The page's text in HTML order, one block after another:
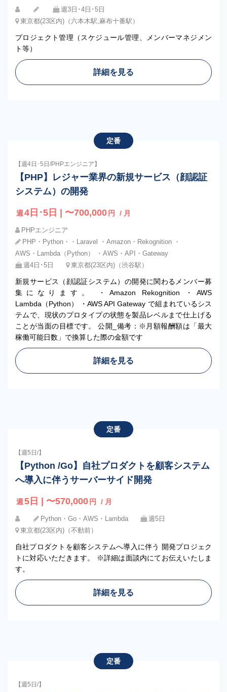
週3日･4日･5日
東京都(23区内)（六本木駅,麻布十番駅）
プロジェクト管理（スケジュール管理、メンバーマネジメン
ト等）
詳細を見る
定番
【週4日･5日/PHPエンジニア】
【PHP】レジャー業界の新規サービス（顔認証
システム）の開発
週 4日･5日 | 〜700,000 円 / 月
PHPエンジニア
PHP・Python・・Laravel ・Amazon・Rekognition ・
AWS・Lambda（Python） ・AWS・API・Gateway
週4日･5日
東京都(23区内)（渋谷駅）
新規サービス（顔認証システム）の開発に関わるメンバー募
集になります。 ・Amazon Rekognition ・AWS
Lambda（Python） ・AWS API Gateway で組まれているシス
テムで、現状のプロタイプの状態を製品レベルまで仕上げる
ことが当面の目標です。 公開_備考：※月額報酬額は「最大
稼働可能日数」で換算した際の金額です
詳細を見る
定番
【週5日/】
【Python /Go】自社プロダクトを顧客システム
へ導入に伴うサーバーサイド開発
週 5日 | 〜570,000 円 / 月
Python・Go・AWS・Lambda
週5日
東京都(23区内)（不動前）
自社プロダクトを顧客システムへ導入に伴う 開発プロジェク
トに対応いただきます。 ※詳細は面談内にてお伝えいたしま
す。
詳細を見る
定番
【週5日/】